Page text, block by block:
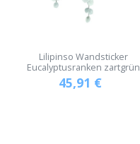
Lilipinso Wandsticker
Eucalyptusranken zartgrün
45,91 €